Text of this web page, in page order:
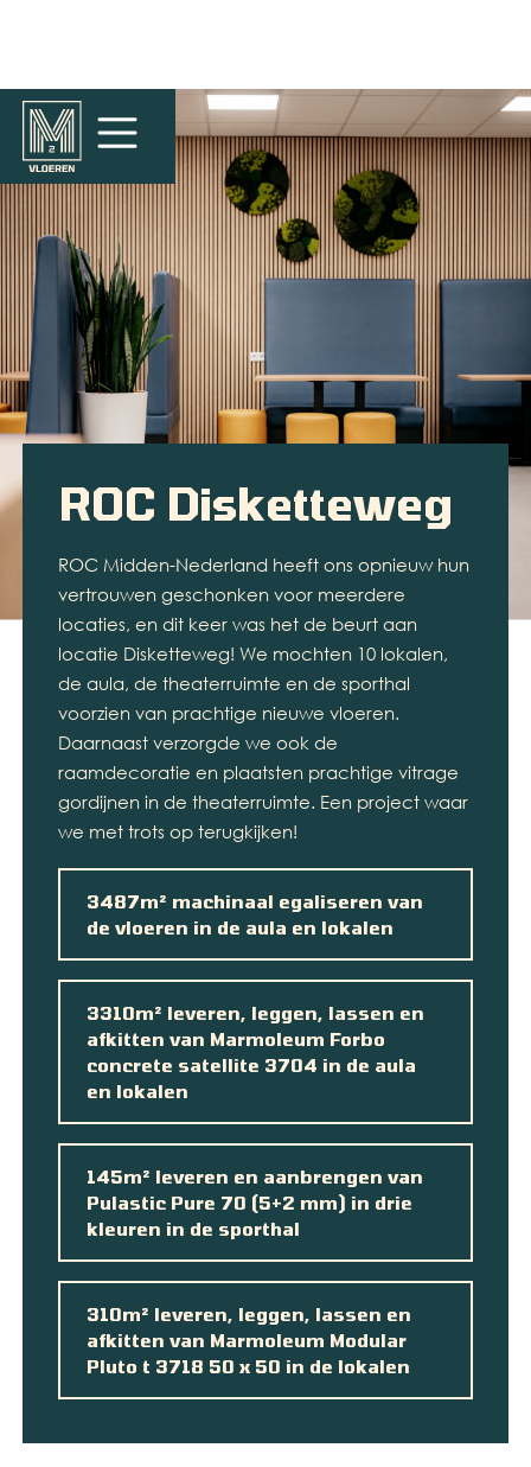
ROC Disketteweg
ROC Midden-Nederland heeft ons opnieuw hun
vertrouwen geschonken voor meerdere
locaties, en dit keer was het de beurt aan
locatie Disketteweg! We mochten 10 lokalen,
de aula, de theaterruimte en de sporthal
voorzien van prachtige nieuwe vloeren.
Daarnaast verzorgde we ook de
raamdecoratie en plaatsten prachtige vitrage
gordijnen in de theaterruimte. Een project waar
we met trots op terugkijken!
3487m² machinaal egaliseren van
de vloeren in de aula en lokalen
3310m² leveren, leggen, lassen en
afkitten van Marmoleum Forbo
concrete satellite 3704 in de aula
en lokalen
145m² leveren en aanbrengen van
Pulastic Pure 70 (5+2 mm) in drie
kleuren in de sporthal
310m² leveren, leggen, lassen en
afkitten van Marmoleum Modular
Pluto t 3718 50 x 50 in de lokalen